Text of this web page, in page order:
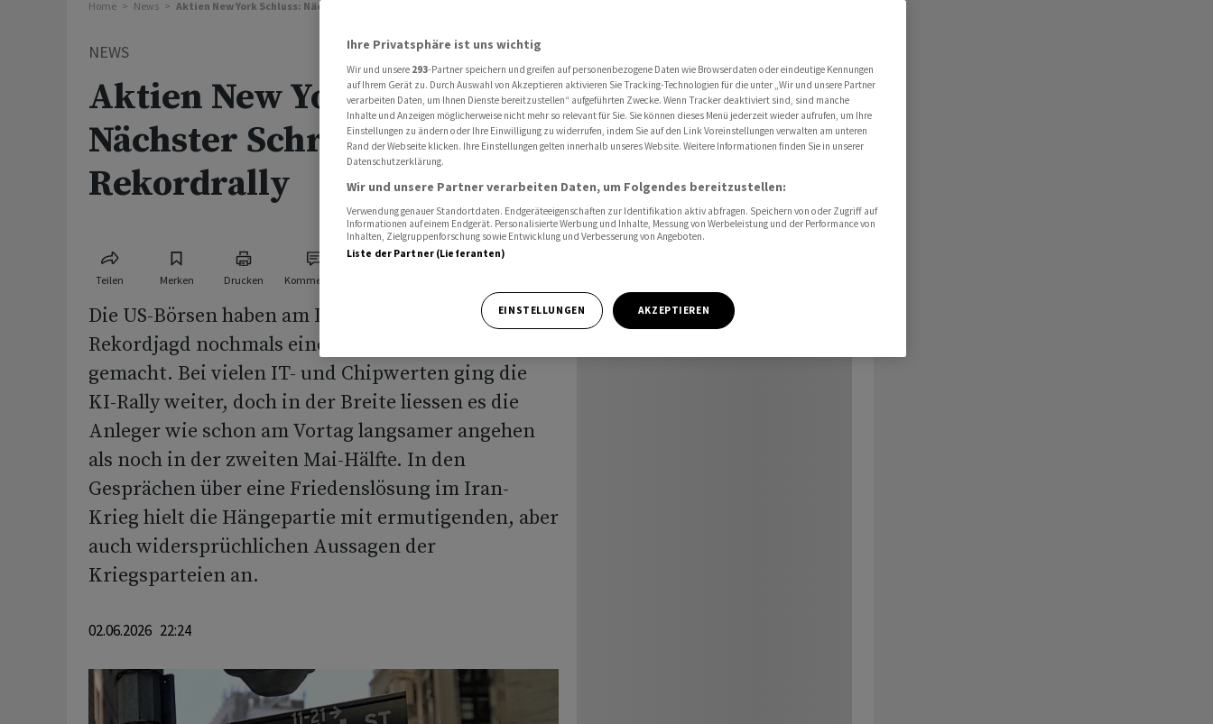
Home News Aktien New York Schluss: Nächster Schritt der Rekordrally
NEWS
Aktien New York Schluss:
Nächster Schritt der
Rekordrally
Teilen Merken Drucken Kommentare
Die US-Börsen haben am Dienstag auf ihrer
Rekordjagd nochmals einen Schritt nach oben
gemacht. Bei vielen IT- und Chipwerten ging die
KI-Rally weiter, doch in der Breite liessen es die
Anleger wie schon am Vortag langsamer angehen
als noch in der zweiten Mai-Hälfte. In den
Gesprächen über eine Friedenslösung im Iran-
Krieg hielt die Hängepartie mit ermutigenden, aber
auch widersprüchlichen Aussagen der
Kriegsparteien an.
02.06.2026 22:24
Ihre Privatsphäre ist uns wichtig
Wir und unsere 293-Partner speichern und greifen auf personenbezogene Daten wie Browserdaten oder eindeutige Kennungen
auf Ihrem Gerät zu. Durch Auswahl von Akzeptieren aktivieren Sie Tracking-Technologien für die unter „Wir und unsere Partner
verarbeiten Daten, um Ihnen Dienste bereitzustellen“ aufgeführten Zwecke. Wenn Tracker deaktiviert sind, sind manche
Inhalte und Anzeigen möglicherweise nicht mehr so relevant für Sie. Sie können dieses Menü jederzeit wieder aufrufen, um Ihre
Einstellungen zu ändern oder Ihre Einwilligung zu widerrufen, indem Sie auf den Link Voreinstellungen verwalten am unteren
Rand der Webseite klicken. Ihre Einstellungen gelten innerhalb unseres Website. Weitere Informationen finden Sie in unserer
Datenschutzerklärung.
Wir und unsere Partner verarbeiten Daten, um Folgendes bereitzustellen:
Verwendung genauer Standortdaten. Endgeräteeigenschaften zur Identifikation aktiv abfragen. Speichern von oder Zugriff auf
Informationen auf einem Endgerät. Personalisierte Werbung und Inhalte, Messung von Werbeleistung und der Performance von
Inhalten, Zielgruppenforschung sowie Entwicklung und Verbesserung von Angeboten.
Liste der Partner (Lieferanten)
EINSTELLUNGEN AKZEPTIEREN